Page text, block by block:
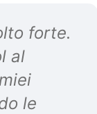
forte.
al
le